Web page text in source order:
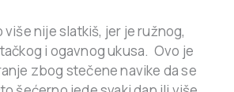
više nije slatkiš, jer je ružnog,
i ogavnog ukusa. Ovo je
zbog stečene navike da se